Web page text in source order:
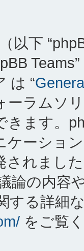
以下
は “
ーラムソ
きます。
ケーショ
されまし
論の内容
する詳細
をご覧